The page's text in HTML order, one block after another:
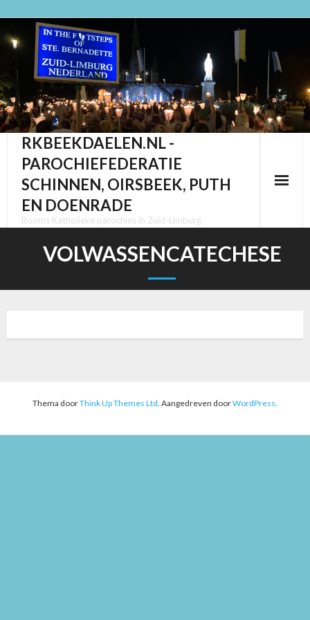
naar
inhoud
RKBEEKDAELEN.NL -
PAROCHIEFEDERATIE
SCHINNEN, OIRSBEEK, PUTH
EN DOENRADE
Rooms Katholieke parochies in Zuid-Limburg
VOLWASSENCATECHESE
Thema doorThink Up Themes Ltd. Aangedreven doorWordPress.